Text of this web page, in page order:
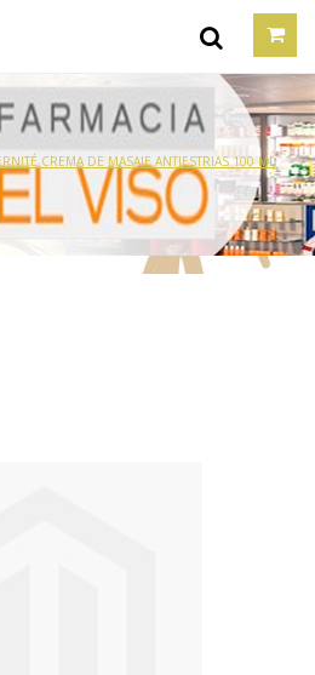
CREMA DE MASAJE ANTIESTRIAS 100 ML